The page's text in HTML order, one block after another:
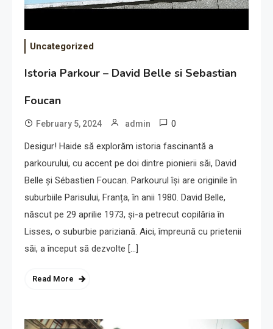
Uncategorized
Istoria Parkour – David Belle si Sebastian
Foucan
February 5, 2024 admin 0
Desigur! Haide să explorăm istoria fascinantă a
parkourului, cu accent pe doi dintre pionierii săi, David
Belle și Sébastien Foucan. Parkourul își are originile în
suburbiile Parisului, Franța, în anii 1980. David Belle,
născut pe 29 aprilie 1973, și-a petrecut copilăria în
Lisses, o suburbie pariziană. Aici, împreună cu prietenii
săi, a început să dezvolte […]
Read More